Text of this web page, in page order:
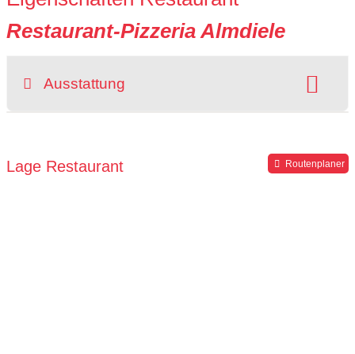
Restaurant-Pizzeria Almdiele
Ausstattung
Lage Restaurant Routenplaner